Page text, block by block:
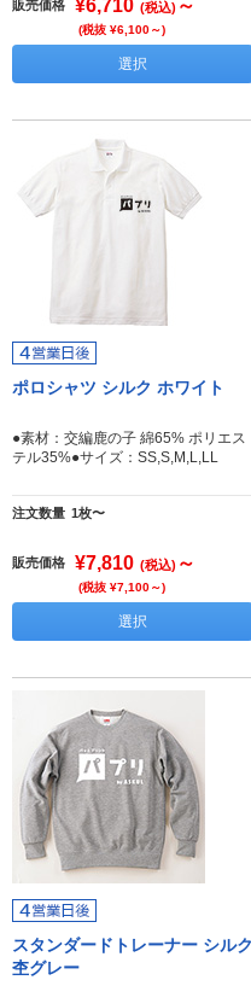
販売価格 ¥6,710 (税込) ～
(税抜 ¥6,100～)
選択
ポロシャツ シルク ホワイト
●素材：交編鹿の子 綿65% ポリエス
テル35%●サイズ：SS,S,M,L,LL
注文数量 1枚〜
販売価格 ¥7,810 (税込) ～
(税抜 ¥7,100～)
選択
スタンダードトレーナー シル
杢グレー